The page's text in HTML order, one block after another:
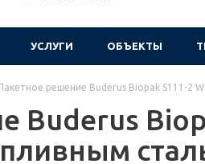
УСЛУГИ ОБЪЕКТЫ
решение Buderus Biopak S111-2
Buderus